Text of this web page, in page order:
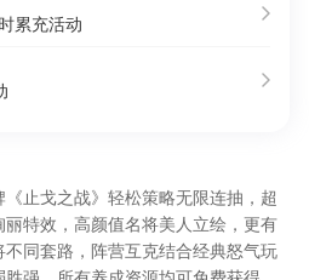
累充活动
止戈之战》轻松策略无限连抽，超
特效，高颜值名将美人立绘，更有
同套路，阵营互克结合经典怒气玩